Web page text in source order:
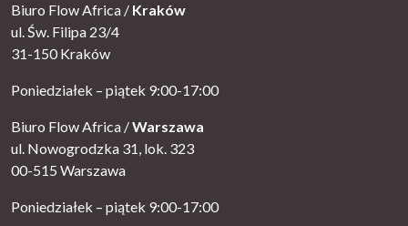
Biuro Flow Africa / Kraków
ul. Św. Filipa 23/4
31-150 Kraków
Poniedziałek – piątek 9:00-17:00
Biuro Flow Africa /Warszawa
ul. Nowogrodzka 31, lok. 323
00-515 Warszawa
Poniedziałek – piątek 9:00-17:00